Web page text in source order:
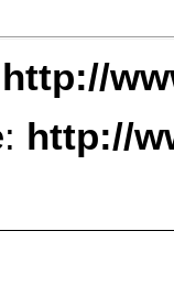
http://
http://